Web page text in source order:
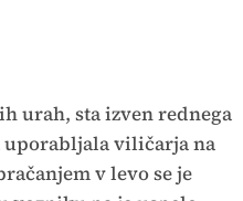
urah, sta izven rednega
uporabljala viličarja na
v levo se je